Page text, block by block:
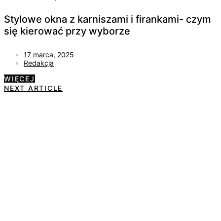
Stylowe okna z karniszami i firankami- czym
się kierować przy wyborze
17 marca, 2025
Redakcja
WIĘCEJ
NEXT ARTICLE